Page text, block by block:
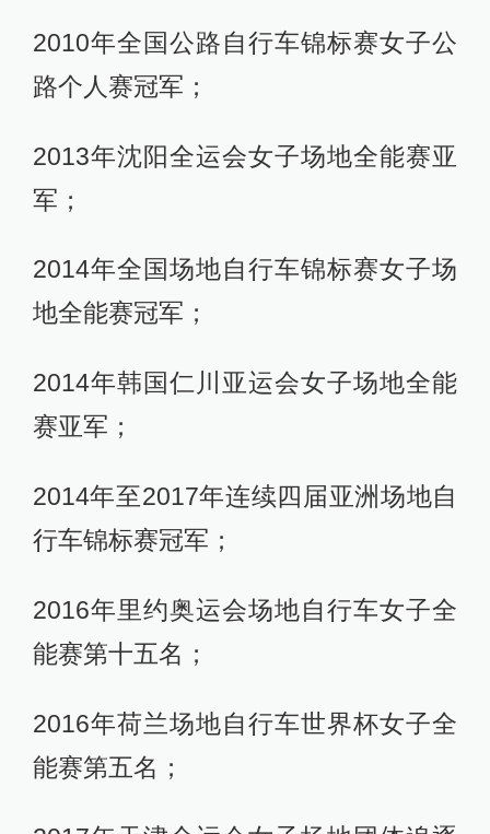
2010年全国公路自行车锦标赛女子公
路个人赛冠军；
2013年沈阳全运会女子场地全能赛亚
军；
2014年全国场地自行车锦标赛女子场
地全能赛冠军；
2014年韩国仁川亚运会女子场地全能
赛亚军；
2014年至2017年连续四届亚洲场地自
行车锦标赛冠军；
2016年里约奥运会场地自行车女子全
能赛第十五名；
2016年荷兰场地自行车世界杯女子全
能赛第五名；